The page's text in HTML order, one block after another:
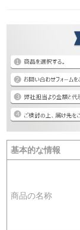
基本的な情報
商品の名称